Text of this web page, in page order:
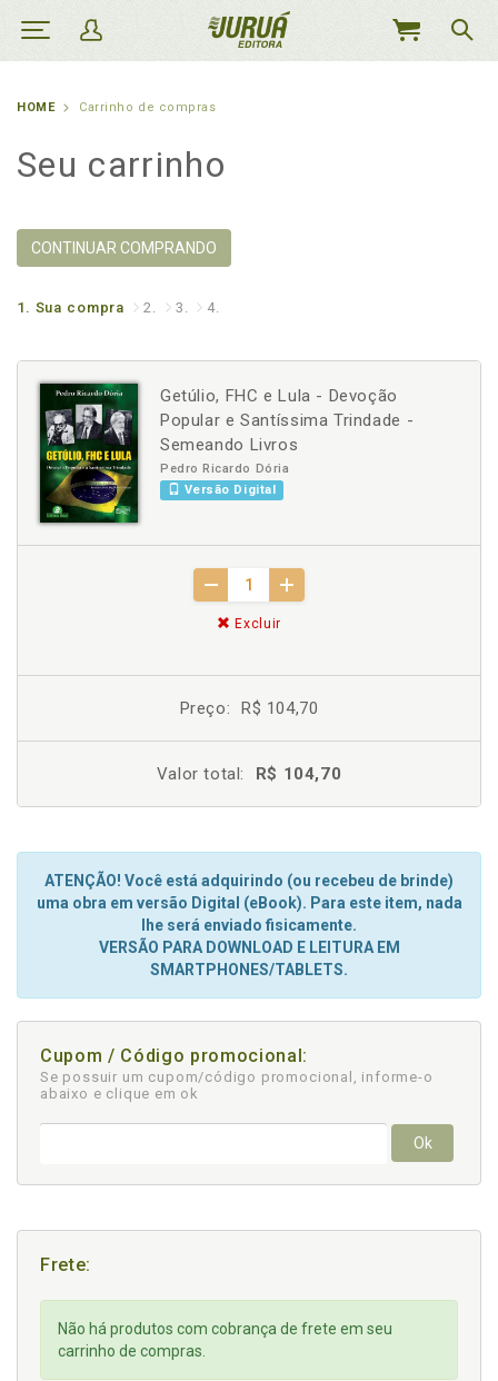
MEU
HOME Carrinho de compras
Seu carrinho
CONTINUAR COMPRANDO
1. Sua compra 2. 3. 4.
Getúlio, FHC e Lula - Devoção
Popular e Santíssima Trindade -
Semeando Livros
Pedro Ricardo Dória
Versão Digital
Excluir
Preço: R$ 104,70
Valor total: R$ 104,70
ATENÇÃO! Você está adquirindo (ou recebeu de brinde)
uma obra em versão Digital (eBook). Para este item, nada
lhe será enviado fisicamente.
VERSÃO PARA DOWNLOAD E LEITURA EM
SMARTPHONES/TABLETS.
Cupom / Código promocional:
Se possuir um cupom/código promocional, informe-o
abaixo e clique em ok
Ok
Frete:
Não há produtos com cobrança de frete em seu
carrinho de compras.